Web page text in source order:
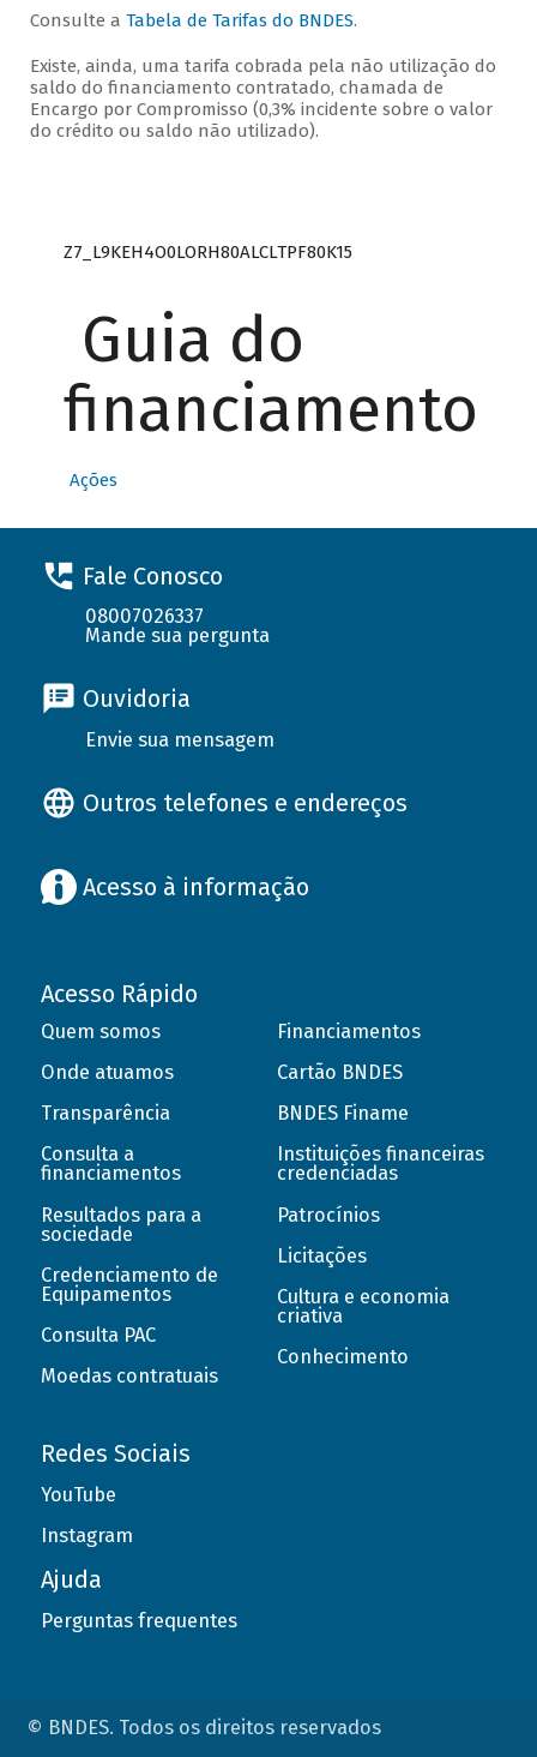
Consulte a Tabela de Tarifas do BNDES.
Existe, ainda, uma tarifa cobrada pela não utilização do
saldo do financiamento contratado, chamada de
Encargo por Compromisso (0,3% incidente sobre o valor
do crédito ou saldo não utilizado).
Z7_L9KEH4O0LORH80ALCLTPF80K15
Guia do
financiamento
Ações
Fale Conosco
08007026337
Mande sua pergunta
Ouvidoria
Envie sua mensagem
Outros telefones e endereços
Acesso à informação
Acesso Rápido
Quem somos
Onde atuamos
Transparência
Consulta a
financiamentos
Resultados para a
sociedade
Credenciamento de
Equipamentos
Consulta PAC
Moedas contratuais
Financiamentos
Cartão BNDES
BNDES Finame
Instituições financeiras
credenciadas
Patrocínios
Licitações
Cultura e economia
criativa
Conhecimento
Redes Sociais
YouTube
Instagram
Ajuda
Perguntas frequentes
© BNDES. Todos os direitos reservados